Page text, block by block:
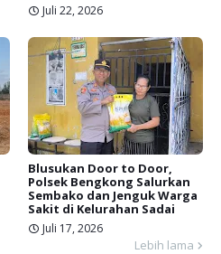
Juli 22, 2026
Blusukan Door to Door,
Polsek Bengkong Salurkan
Sembako dan Jenguk Warga
Sakit di Kelurahan Sadai
Juli 17, 2026
Lebih lama